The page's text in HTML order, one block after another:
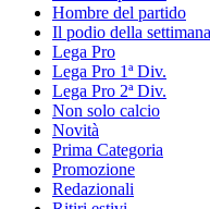
Hombre del partido
Il podio della settimana
Lega Pro
Lega Pro 1ª Div.
Lega Pro 2ª Div.
Non solo calcio
Novità
Prima Categoria
Promozione
Redazionali